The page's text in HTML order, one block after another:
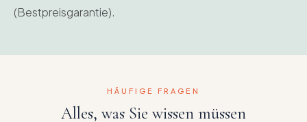
(Bestpreisgarantie).
HÄUFIGE FRAGEN
Alles, was Sie wissen müssen